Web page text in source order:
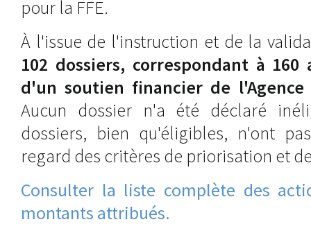
pour la FFE.
À l'issue de l'instruction et de la
102 dossiers, correspondant à
d'un soutien financier de
Aucun dossier n'a été déclaré
dossiers, bien qu'éligibles, n'ont
regard des critères de priorisation et
Consulter la liste complète des
montants attribués.